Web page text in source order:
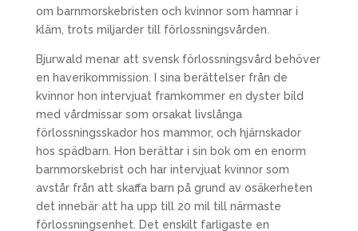
om barnmorskebristen och kvinnor som hamnar i
kläm, trots miljarder till förlossningsvården.
Bjurwald menar att svensk förlossningsvård behöver
en haverikommission. I sina berättelser från de
kvinnor hon intervjuat framkommer en dyster bild
med vårdmissar som orsakat livslånga
förlossningsskador hos mammor, och hjärnskador
hos spädbarn. Hon berättar i sin bok om en enorm
barnmorskebrist och har intervjuat kvinnor som
avstår från att skaffa barn på grund av osäkerheten
det innebär att ha upp till 20 mil till närmaste
förlossningsenhet. Det enskilt farligaste en